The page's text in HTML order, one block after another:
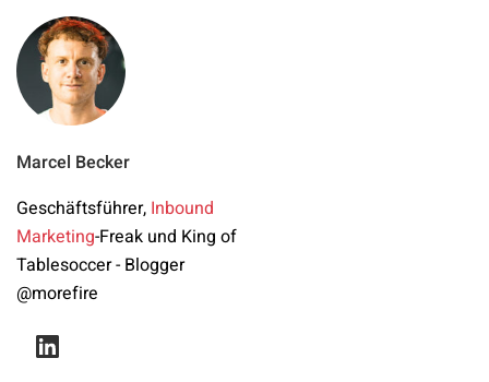
Marcel Becker
Geschäftsführer, Inbound
Marketing-Freak und King of
Tablesoccer - Blogger
@morefire